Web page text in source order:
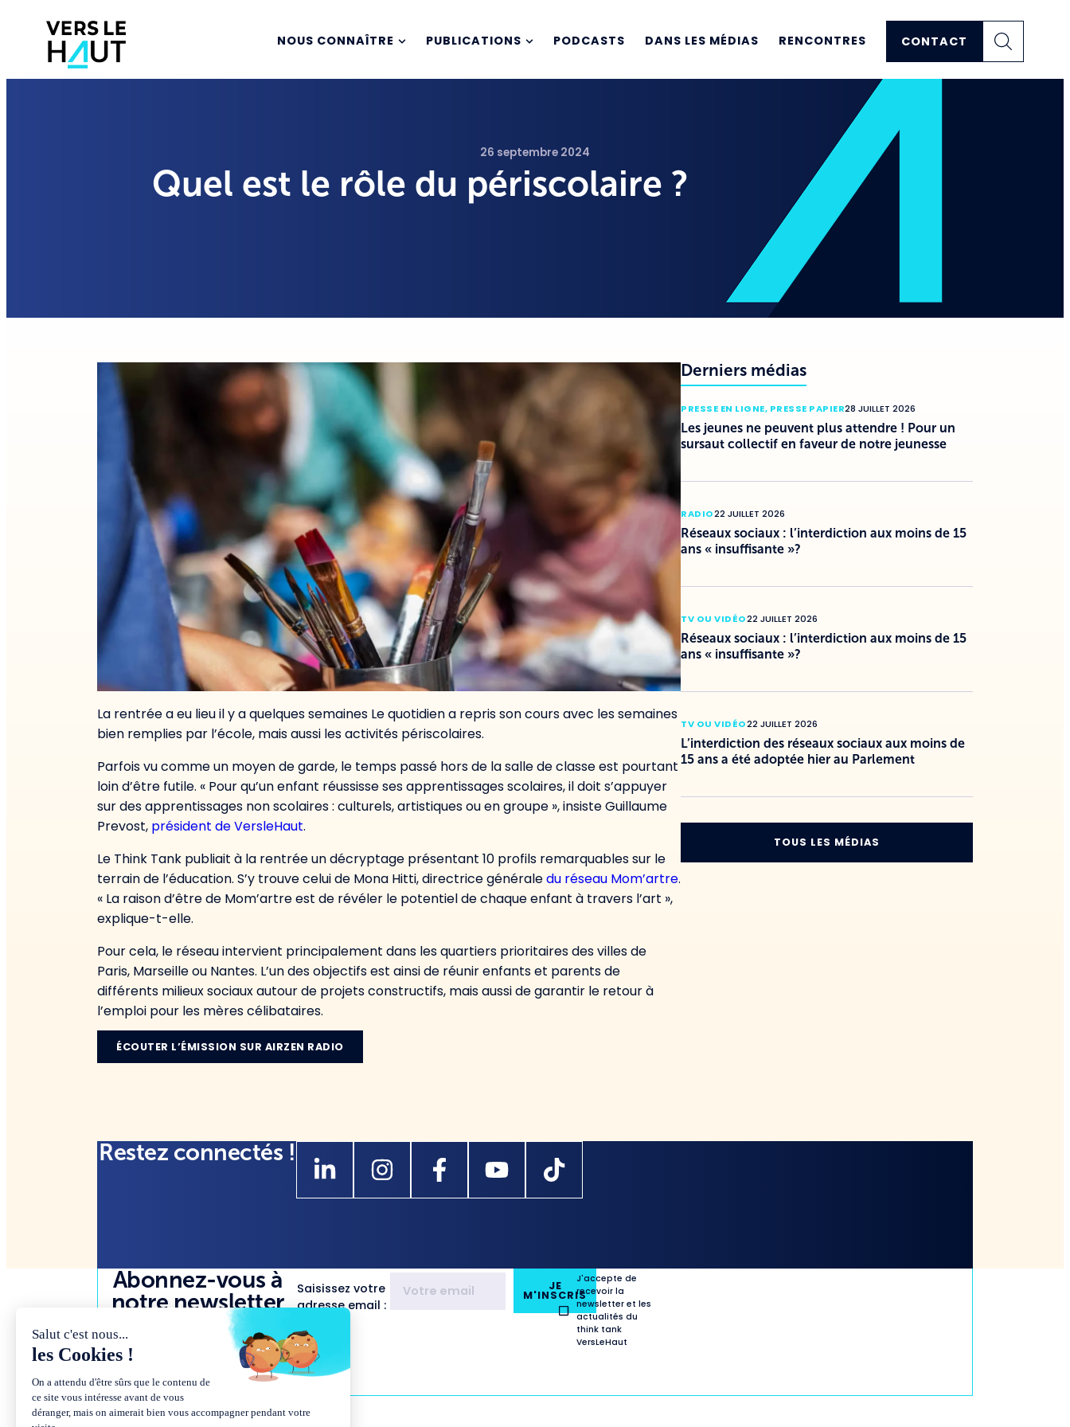
NOUS CONNAÎTRE PUBLICATIONS PODCASTS DANS LES MÉDIAS RENCONTRES CONTACT
26 septembre 2024
Quel est le rôle du périscolaire ?
La rentrée a eu lieu il y a quelques semaines Le quotidien a repris son cours avec les semaines
bien remplies par l’école, mais aussi les activités périscolaires.
Parfois vu comme un moyen de garde, le temps passé hors de la salle de classe est pourtant
loin d’être futile. « Pour qu’un enfant réussisse ses apprentissages scolaires, il doit s’appuyer
sur des apprentissages non scolaires : culturels, artistiques ou en groupe », insiste Guillaume
Prevost, président de VersleHaut.
Le Think Tank publiait à la rentrée un décryptage présentant 10 profils remarquables sur le
terrain de l’éducation. S’y trouve celui de Mona Hitti, directrice généraledu réseau Mom’artre.
« La raison d’être de Mom’artre est de révéler le potentiel de chaque enfant à travers l’art »,
explique-t-elle.
Pour cela, le réseau intervient principalement dans les quartiers prioritaires des villes de
Paris, Marseille ou Nantes. L’un des objectifs est ainsi de réunir enfants et parents de
différents milieux sociaux autour de projets constructifs, mais aussi de garantir le retour à
l’emploi pour les mères célibataires.
ÉCOUTER L’ÉMISSION SUR AIRZEN RADIO
Derniers médias
PRESSE EN LIGNE, PRESSE PAPIER28 JUILLET 2026
Les jeunes ne peuvent plus attendre ! Pour un
sursaut collectif en faveur de notre jeunesse
RADIO22 JUILLET 2026
Réseaux sociaux : l’interdiction aux moins de 15
ans « insuffisante »?
TV OU VIDÉO22 JUILLET 2026
Réseaux sociaux : l’interdiction aux moins de 15
ans « insuffisante »?
TV OU VIDÉO22 JUILLET 2026
L’interdiction des réseaux sociaux aux moins de
15 ans a été adoptée hier au Parlement
TOUS LES MÉDIAS
Restez connectés !
Abonnez-vous à
notre newsletter
Saisissez votre
adresse email :
JE
M'INSCRIS
J'accepte de
recevoir la
newsletter et les
actualités du
think tank
VersLeHaut